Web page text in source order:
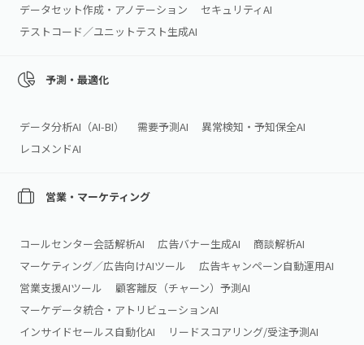
データセット作成・アノテーション
セキュリティAI
テストコード／ユニットテスト生成AI
予測・最適化
データ分析AI（AI‑BI） 需要予測AI
異常検知・予知保全AI
レコメンドAI
営業・マーケティング
コールセンター会話解析AI 広告バナー生成AI
商談解析AI
マーケティング／広告向けAIツール
広告キャンペーン自動運用AI
営業支援AIツール
顧客離反（チャーン）予測AI
マーケデータ統合・アトリビューションAI
インサイドセールス自動化AI
リードスコアリング/受注予測AI